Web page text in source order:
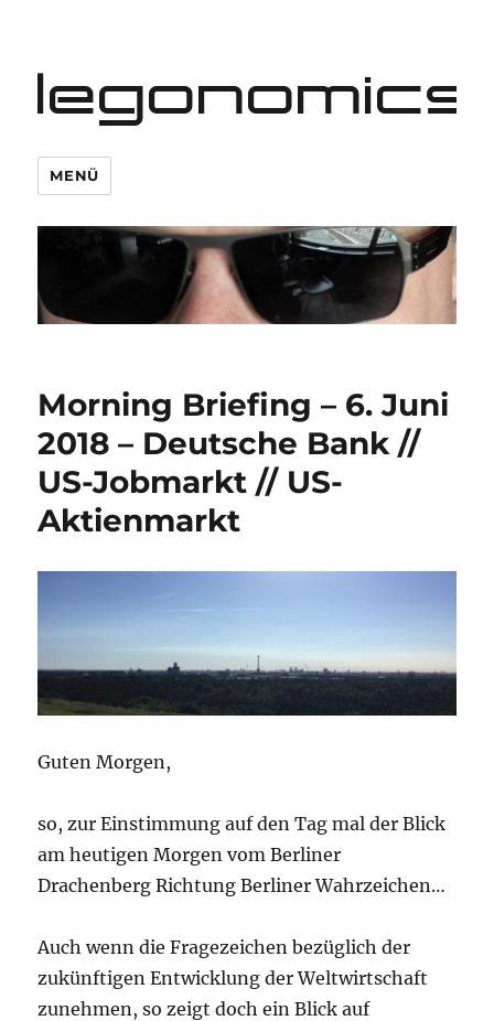
legonomics
MENÜ
Morning Briefing – 6. Juni
2018 – Deutsche Bank //
US-Jobmarkt // US-
Aktienmarkt
Guten Morgen,
so, zur Einstimmung auf den Tag mal der Blick
am heutigen Morgen vom Berliner
Drachenberg Richtung Berliner Wahrzeichen…
Auch wenn die Fragezeichen bezüglich der
zukünftigen Entwicklung der Weltwirtschaft
zunehmen, so zeigt doch ein Blick auf